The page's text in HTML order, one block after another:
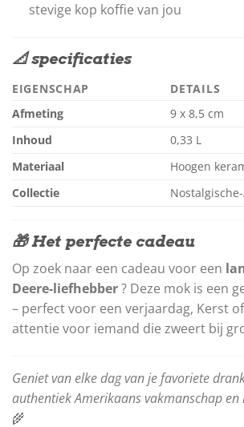
stevige kop koffie van jou
📐 specificaties
EIGENSCHAP
DETAILS
Afmeting
9 x 8,5 cm
Inhoud
0,33 L
Materiaal
Hoogen
Collectie
🎁 Het perfecte cadeau
Op zoek naar een cadeau voor een
Deere-liefhebber? Deze mok is een
– perfect voor een verjaardag, Kerst
attentie voor iemand die zweert bij
Geniet van elke dag van je favoriete
authentiek Amerikaans vakmanschap en
🌾